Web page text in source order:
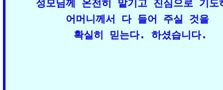
성모님께 온전히 맡기고 진심으로 기
어머니께서 다 들어 주실 것을
확실히 믿는다. 하셨습니다.